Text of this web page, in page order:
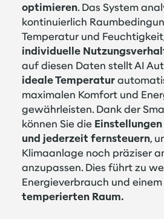
optimieren. Das System
kontinuierlich
Temperatur und
individuelle
auf diesen Daten stellt AI
ideale Temperatur
maximalen Komfort und
gewährleisten. Dank der
können Sie die
und jederzeit fernsteuern,
Klimaanlage noch präziser
anzupassen. Dies führt zu
Energieverbrauch und
temperierten Raum.